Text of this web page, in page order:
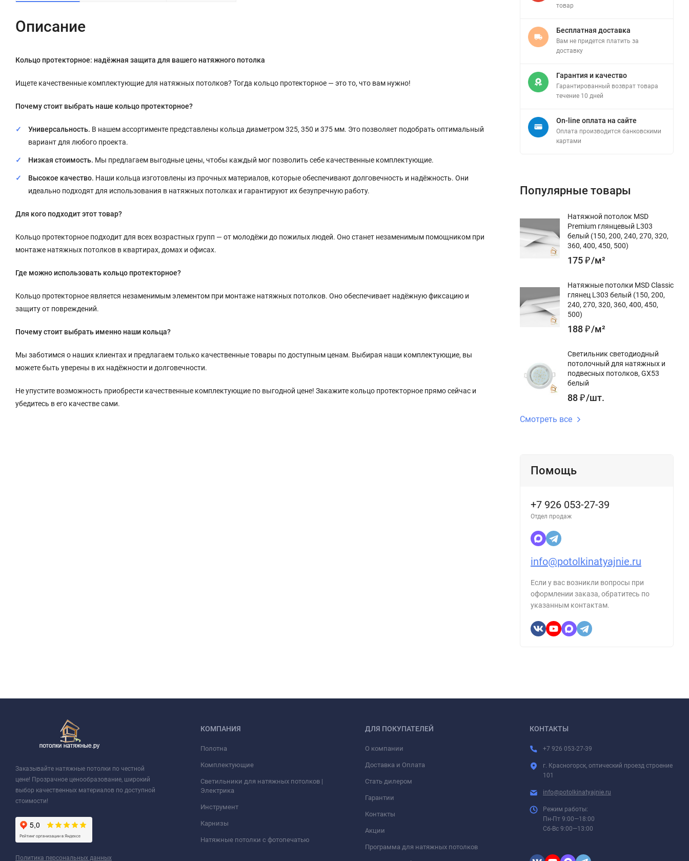
Описание
Кольцо протекторное: надёжная защита для вашего натяжного потолка
Ищете качественные комплектующие для натяжных потолков? Тогда кольцо протекторное — это то, что вам нужно!
Почему стоит выбрать наше кольцо протекторное?
Универсальность. В нашем ассортименте представлены кольца диаметром 325, 350 и 375 мм. Это позволяет подобрать оптимальный
вариант для любого проекта.
Низкая стоимость. Мы предлагаем выгодные цены, чтобы каждый мог позволить себе качественные комплектующие.
Высокое качество. Наши кольца изготовлены из прочных материалов, которые обеспечивают долговечность и надёжность. Они
идеально подходят для использования в натяжных потолках и гарантируют их безупречную работу.
Для кого подходит этот товар?
Кольцо протекторное подходит для всех возрастных групп — от молодёжи до пожилых людей. Оно станет незаменимым помощником при
монтаже натяжных потолков в квартирах, домах и офисах.
Где можно использовать кольцо протекторное?
Кольцо протекторное является незаменимым элементом при монтаже натяжных потолков. Оно обеспечивает надёжную фиксацию и
защиту от повреждений.
Почему стоит выбрать именно наши кольца?
Мы заботимся о наших клиентах и предлагаем только качественные товары по доступным ценам. Выбирая наши комплектующие, вы
можете быть уверены в их надёжности и долговечности.
Не упустите возможность приобрести качественные комплектующие по выгодной цене! Закажите кольцо протекторное прямо сейчас и
убедитесь в его качестве сами.
товар
Бесплатная доставка
Вам не придется платить за
доставку
Гарантия и качество
Гарантированный возврат товара
течение 10 дней
On-line оплата на сайте
Оплата производится банковскими
картами
Популярные товары
Натяжной потолок MSD
Premium глянцевый L303
белый (150, 200, 240, 270, 320,
360, 400, 450, 500)
175₽/м²
Натяжные потолки MSD Classic
глянец L303 белый (150, 200,
240, 270, 320, 360, 400, 450,
500)
188₽/м²
Светильник светодиодный
потолочный для натяжных и
подвесных потолков, GX53
белый
88₽/шт.
Смотреть все
Помощь
+7 926 053-27-39
Отдел продаж
info@potolkinatyajnie.ru
Если у вас возникли вопросы при
оформлении заказа, обратитесь по
указанным контактам.
Заказывайте натяжные потолки по честной
цене! Прозрачное ценообразование, широкий
выбор качественных материалов по доступной
стоимости!
Политика персональных данных
КОМПАНИЯ
Полотна
Комплектующие
Светильники для натяжных потолков |
Электрика
Инструмент
Карнизы
Натяжные потолки с фотопечатью
ДЛЯ ПОКУПАТЕЛЕЙ
О компании
Доставка и Оплата
Стать дилером
Гарантии
Контакты
Акции
Программа для натяжных потолков
КОНТАКТЫ
+7 926 053-27-39
г. Красногорск, оптический проезд строение
101
info@potolkinatyajnie.ru
Режим работы:
Пн-Пт 9:00—18:00
Сб-Вс 9:00—13:00